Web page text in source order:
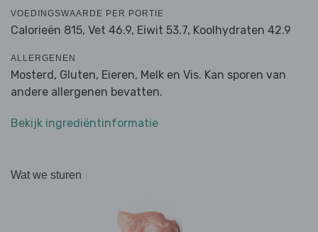
VOEDINGSWAARDE PER PORTIE
Calorieën 815, Vet 46.9, Eiwit 53.7, Koolhydraten 42.9
ALLERGENEN
Mosterd, Gluten, Eieren, Melk en Vis. Kan sporen van
andere allergenen bevatten.
Bekijk ingrediëntinformatie
Wat we sturen